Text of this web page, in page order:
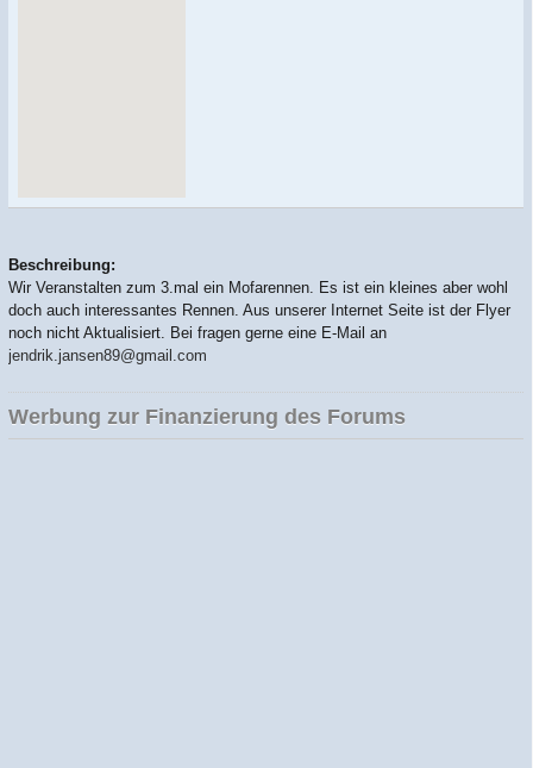
Beschreibung:
Wir Veranstalten zum 3.mal ein Mofarennen. Es ist ein kleines aber wohl
doch auch interessantes Rennen. Aus unserer Internet Seite ist der Flyer
noch nicht Aktualisiert. Bei fragen gerne eine E-Mail an
jendrik.jansen89@gmail.com
Werbung zur Finanzierung des Forums